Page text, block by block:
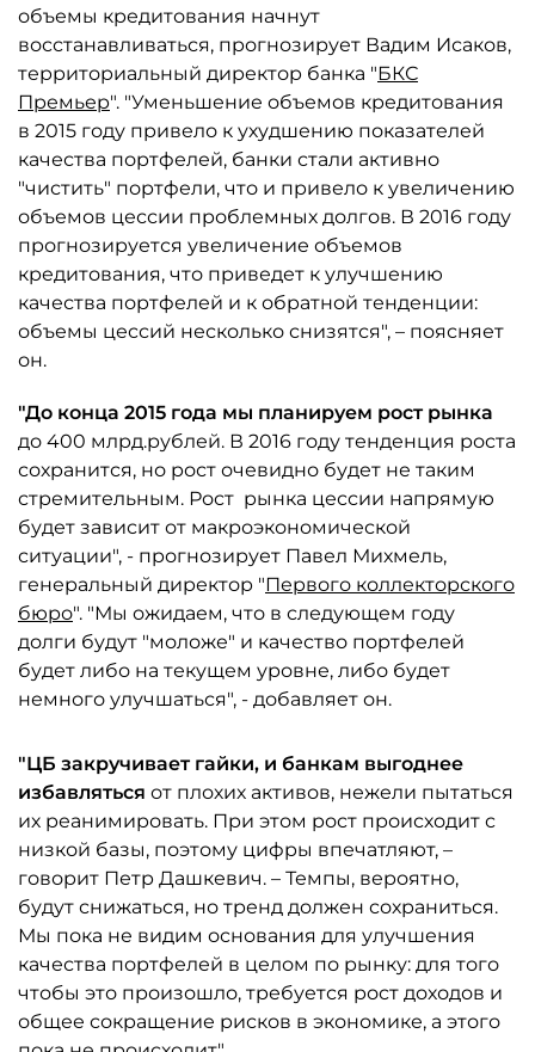
объемы кредитования начнут
восстанавливаться, прогнозирует Вадим Исаков,
территориальный директор банка "БКС
Премьер". "Уменьшение объемов кредитования
в 2015 году привело к ухудшению показателей
качества портфелей, банки стали активно
"чистить" портфели, что и привело к увеличению
объемов цессии проблемных долгов. В 2016 году
прогнозируется увеличение объемов
кредитования, что приведет к улучшению
качества портфелей и к обратной тенденции:
объемы цессий несколько снизятся", – поясняет
он.
"До конца 2015 года мы планируем рост рынка
до 400 млрд.рублей. В 2016 году тенденция роста
сохранится, но рост очевидно будет не таким
стремительным. Рост рынка цессии напрямую
будет зависит от макроэкономической
ситуации", - прогнозирует Павел Михмель,
генеральный директор "Первого коллекторского
бюро". "Мы ожидаем, что в следующем году
долги будут "моложе" и качество портфелей
будет либо на текущем уровне, либо будет
немного улучшаться", - добавляет он.
"ЦБ закручивает гайки, и банкам выгоднее
избавляться от плохих активов, нежели пытаться
их реанимировать. При этом рост происходит с
низкой базы, поэтому цифры впечатляют, –
говорит Петр Дашкевич. – Темпы, вероятно,
будут снижаться, но тренд должен сохраниться.
Мы пока не видим основания для улучшения
качества портфелей в целом по рынку: для того
чтобы это произошло, требуется рост доходов и
общее сокращение рисков в экономике, а этого